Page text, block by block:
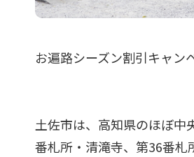
お遍路シーズン割引キャン
土佐市は、高知県のほぼ中
番札所・清滝寺、第36番札